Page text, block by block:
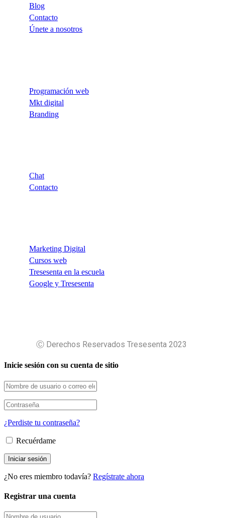
Blog
Contacto
Únete a nosotros
Programación web
Mkt digital
Branding
Chat
Contacto
Marketing Digital
Cursos web
Tresesenta en la escuela
Google y Tresesenta
Ⓒ Derechos Reservados Tresesenta 2023
Inicie sesión con su cuenta de sitio
¿Perdiste tu contraseña?
Recuérdame
¿No eres miembro todavía? Regístrate ahora
Registrar una cuenta